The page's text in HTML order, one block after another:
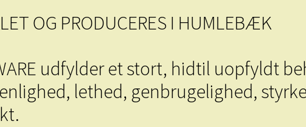
OG PRODUCERES I HUMLEBÆK
udfylder et stort, hidtil uopfyldt
lethed, genbrugelighed,